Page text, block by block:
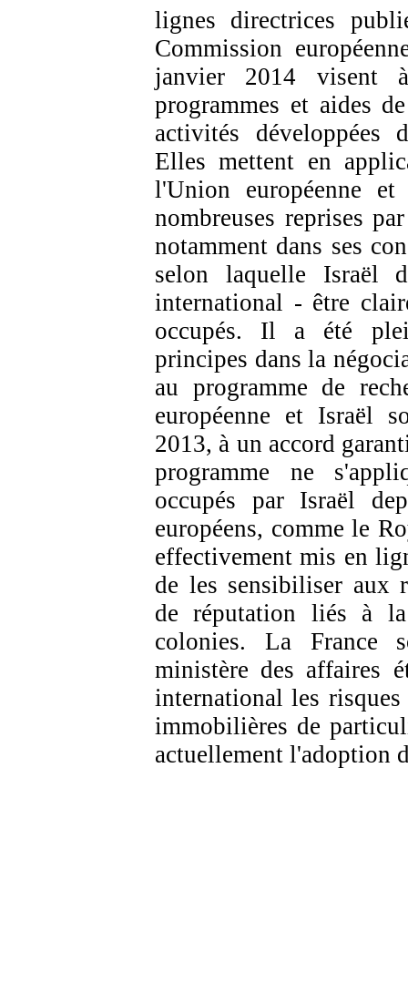
lignes directrices
Commission
janvier 2014 visent
programmes et aides
activités développées
Elles mettent en
l'Union européenne
nombreuses reprises
notamment dans ses
selon laquelle Israël
international - être
occupés. Il a été
principes dans la
au programme de
européenne et Israël
2013, à un accord
programme ne
occupés par Israël
européens, comme le
effectivement mis en
de les sensibiliser aux
de réputation liés à
colonies. La France
ministère des affaires
international les
immobilières de
actuellement l'adoption